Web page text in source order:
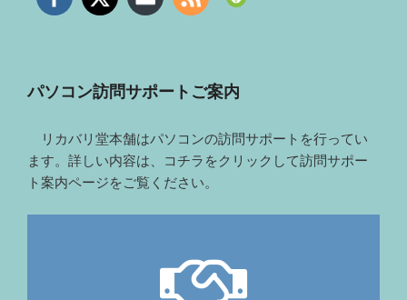
パソコン訪問サポートご案内
リカバリ堂本舗はパソコンの訪問サポートを行ってい
ます。詳しい内容は、コチラをクリックして訪問サポー
ト案内ページをご覧ください。